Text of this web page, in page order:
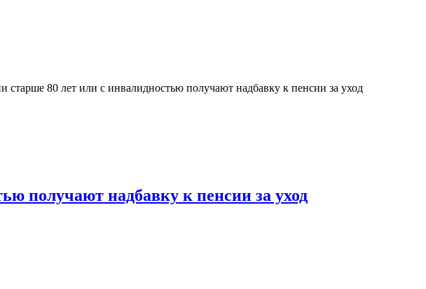
старше 80 лет или с инвалидностью получают надбавку к пенсии за уход
получают надбавку к пенсии за уход